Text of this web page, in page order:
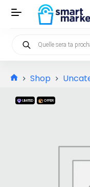
Shop
LIMITED OFFER